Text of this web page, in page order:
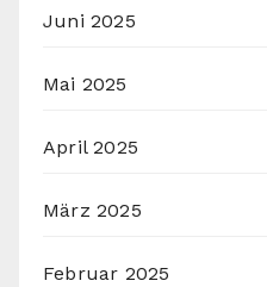
Juni 2025
Mai 2025
April 2025
März 2025
Februar 2025